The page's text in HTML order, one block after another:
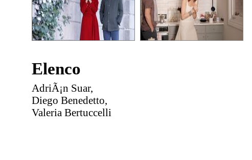
Elenco
AdriÃ¡n Suar,
Diego Benedetto,
Valeria Bertuccelli